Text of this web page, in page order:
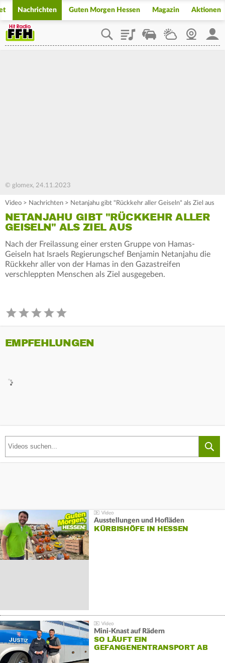
Nachrichten Guten Morgen Hessen Magazin Aktionen
PlaylistStaupilotWetterWebcam
© glomex, 24.11.2023
Video > Nachrichten > Netanjahu gibt "Rückkehr aller Geiseln" als Ziel aus
NETANJAHU GIBT "RÜCKKEHR ALLER
GEISELN" ALS ZIEL AUS
Nach der Freilassung einer ersten Gruppe von Hamas-
Geiseln hat Israels Regierungschef Benjamin Netanjahu die
Rückkehr aller von der Hamas in den Gazastreifen
verschleppten Menschen als Ziel ausgegeben.
EMPFEHLUNGEN
Ausstellungen und Hofläden
KÜRBISHÖFE IN HESSEN
Mini-Knast auf Rädern
SO LÄUFT EIN
GEFANGENENTRANSPORT AB